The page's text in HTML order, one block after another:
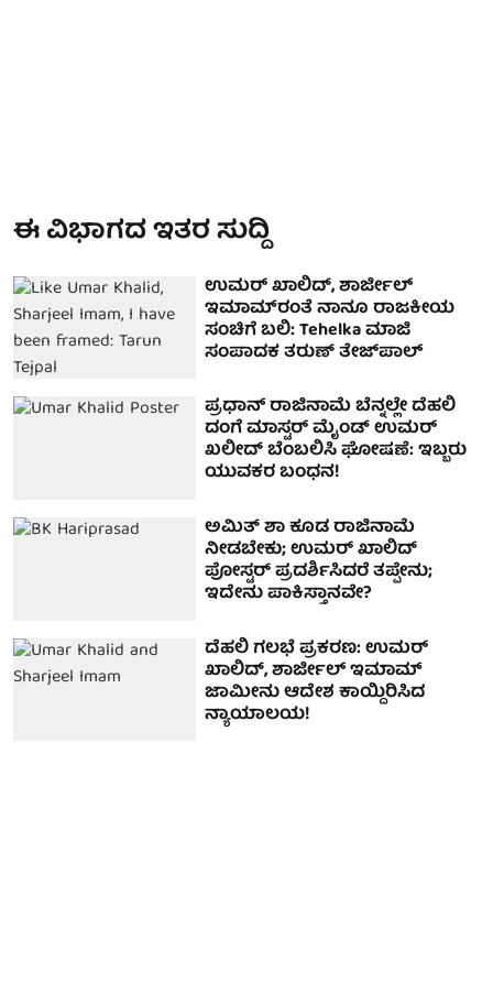
ಈ ವಿಭಾಗದ ಇತರ ಸುದ್ದಿ
ಉಮರ್ ಖಾಲಿದ್, ಶಾರ್ಜೀಲ್
ಇಮಾಮ್‌ರಂತೆ ನಾನೂ ರಾಜಕೀಯ
ಸಂಚಿಗೆ ಬಲಿ: Tehelka ಮಾಜಿ
ಸಂಪಾದಕ ತರುಣ್ ತೇಜ್‌ಪಾಲ್‌
ಪ್ರಧಾನ್ ರಾಜಿನಾಮೆ ಬೆನ್ನಲ್ಲೇ ದೆಹಲಿ
ದಂಗೆ ಮಾಸ್ಟರ್ ಮೈಂಡ್ ಉಮರ್
ಖಲೀದ್ ಬೆಂಬಲಿಸಿ ಘೋಷಣೆ: ಇಬ್ಬರು
ಯುವಕರ ಬಂಧನ!
ಅಮಿತ್ ಶಾ ಕೂಡ ರಾಜಿನಾಮೆ
ನೀಡಬೇಕು; ಉಮರ್ ಖಾಲಿದ್
ಪೋಸ್ಟರ್ ಪ್ರದರ್ಶಿಸಿದರೆ ತಪ್ಪೇನು;
ಇದೇನು ಪಾಕಿಸ್ತಾನವೇ?
ದೆಹಲಿ ಗಲಭೆ ಪ್ರಕರಣ: ಉಮರ್
ಖಾಲಿದ್, ಶಾರ್ಜೀಲ್ ಇಮಾಮ್
ಜಾಮೀನು ಆದೇಶ ಕಾಯ್ದಿರಿಸಿದ
ನ್ಯಾಯಾಲಯ!